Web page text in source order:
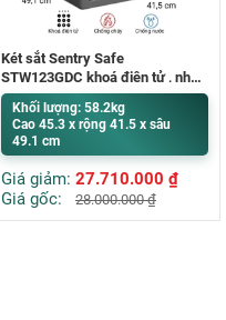
Két sắt Sentry Safe
STW123GDC khoá điện tử , nhập
khẩu Mỹ
Khối lượng: 58.2kg
Cao 45.3 x rộng 41.5 x sâu
49.1 cm
Giá giảm: 27.710.000 ₫
Giá gốc:
28.000.000₫